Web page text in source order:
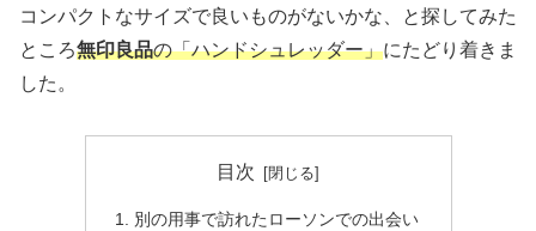
コンパクトなサイズで良いものがないかな、と探してみた
ところ無印良品の「ハンドシュレッダー」にたどり着きま
した。
目次
別の用事で訪れたローソンでの出会い